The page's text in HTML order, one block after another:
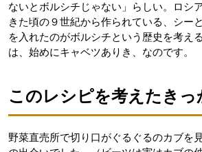
ないとボルシチじゃない」らしい。ロシ
きた頃の９世紀から作られている、シー
を入れたのがボルシチという歴史を考え
は、始めにキャベツありき、なのです。
このレシピを考えたきっ
野菜直売所で切り口がぐるぐるのカブを